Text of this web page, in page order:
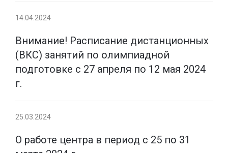
14.04.2024
Внимание! Расписание дистанционных
(ВКС) занятий по олимпиадной
подготовке с 27 апреля по 12 мая 2024
г.
25.03.2024
О работе центра в период с 25 по 31